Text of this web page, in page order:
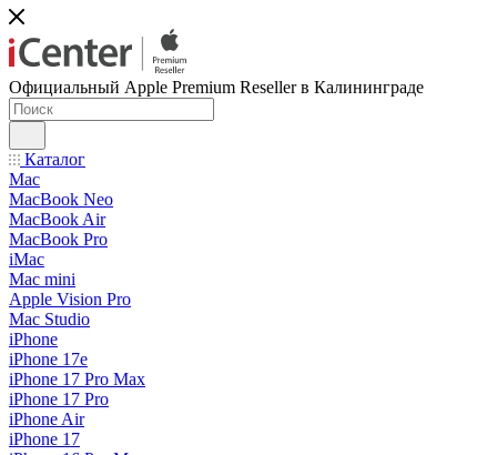
Официальный Apple Premium Reseller в Калининграде
Каталог
Mac
MacBook Neo
MacBook Air
MacBook Pro
iMac
Mac mini
Apple Vision Pro
Mac Studio
iPhone
iPhone 17e
iPhone 17 Pro Max
iPhone 17 Pro
iPhone Air
iPhone 17